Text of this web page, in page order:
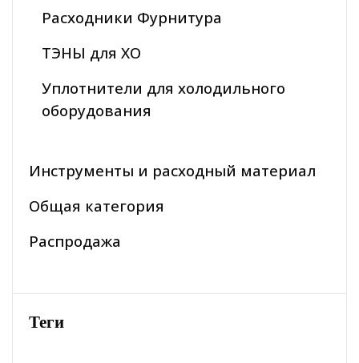
Расходники Фурнитура
ТЭНЫ для ХО
Уплотнители для холодильного
оборудования
Инструменты и расходный материал
Общая категория
Распродажа
Теги